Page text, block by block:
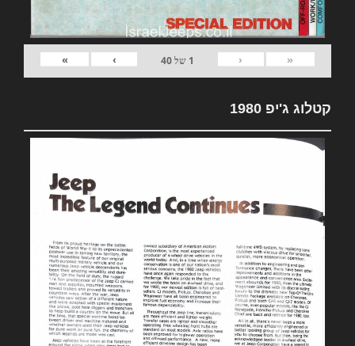
«
‹
1 של40
›
»
קטלוג ג'יפ 1980